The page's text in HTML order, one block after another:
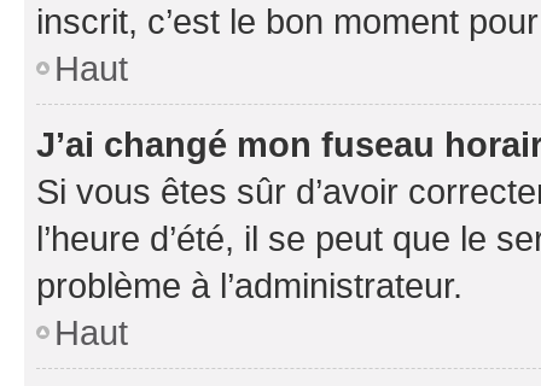
inscrit, c’est le bon moment
Haut
J’ai changé mon fuseau
Si vous êtes sûr d’avoir
l’heure d’été, il se peut que le
problème à l’administrateur.
Haut